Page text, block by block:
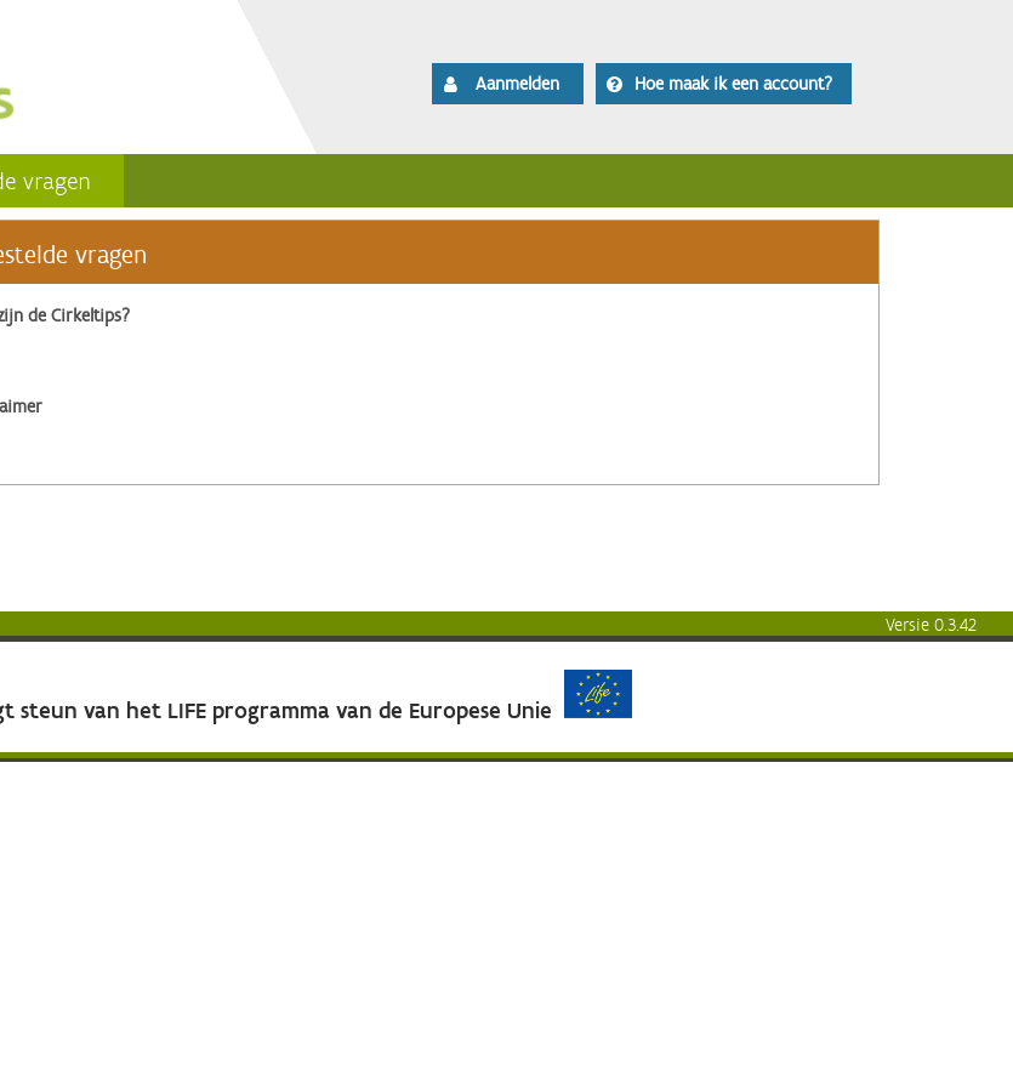
Aanmelden Hoe maak ik een account?
vragen
vragen
de Cirkeltips?
Versie 0.3.42
van het LIFE programma van de Europese Unie